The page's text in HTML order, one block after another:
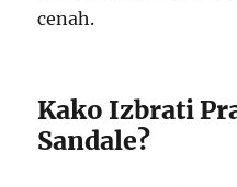
cenah.
Kako Izbrati
Sandale?